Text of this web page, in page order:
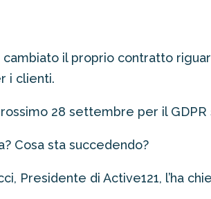
cambiato il proprio contratto
i clienti.
28 settembre per il
Cosa sta succedendo?
Presidente di Active121, l’ha